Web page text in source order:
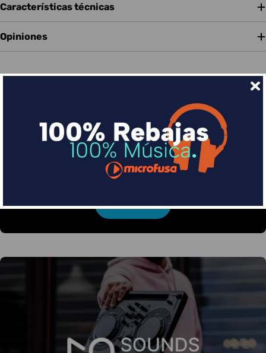
Características técnicas
Opiniones
Financia tus compras con Sequra
Divide en 3 sin coste o hasta en 18 meses por una
pequeña cuota al mes con Sequra
Más info